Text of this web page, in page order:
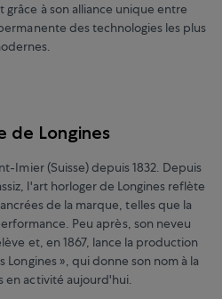
à son alliance unique entre
des technologies les plus
de Longines
Imier (Suisse) depuis 1832. Depuis
l'art horloger de Longines reflète
de la marque, telles que la
Peu après, son neveu
et, en 1867, lance la production
Longines », qui donne son nom à la
en activité aujourd'hui.